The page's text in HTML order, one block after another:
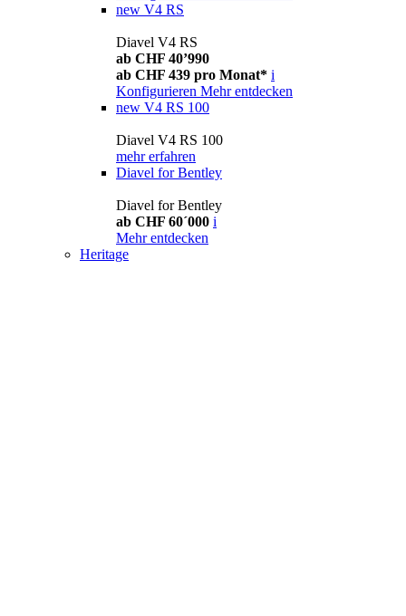
new V4 RS
Diavel V4 RS
ab CHF 40’990
ab CHF 439 pro Monat* i
Konfigurieren Mehr entdecken
new V4 RS 100
Diavel V4 RS 100
mehr erfahren
Diavel for Bentley
Diavel for Bentley
ab CHF 60´000 i
Mehr entdecken
Heritage